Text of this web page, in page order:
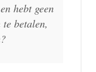
hebt geen
betalen,